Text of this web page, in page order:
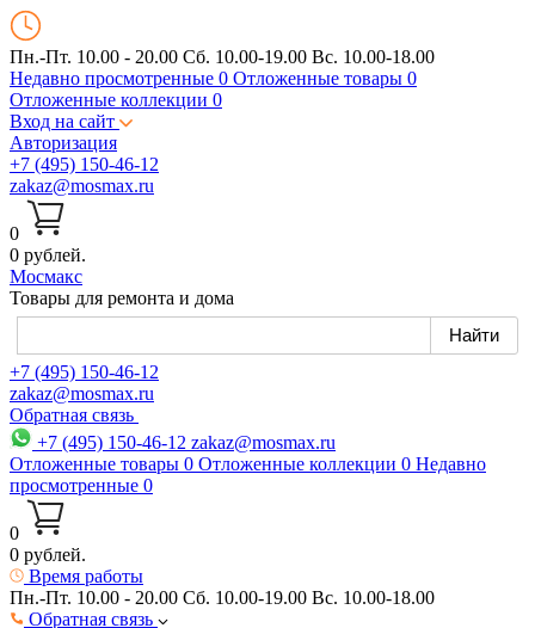
Пн.-Пт. 10.00 - 20.00 Сб. 10.00-19.00 Вс. 10.00-18.00
Недавно просмотренные 0 Отложенные товары 0
Отложенные коллекции 0
Вход на сайт
Авторизация
+7 (495) 150-46-12
zakaz@mosmax.ru
0
0 рублей.
Мосмакс
Товары для ремонта и дома
+7 (495) 150-46-12
zakaz@mosmax.ru
Обратная связь
+7 (495) 150-46-12 zakaz@mosmax.ru
Отложенные товары 0 Отложенные коллекции 0 Недавно
просмотренные 0
0
0 рублей.
Время работы
Пн.-Пт. 10.00 - 20.00 Сб. 10.00-19.00 Вс. 10.00-18.00
Обратная связь